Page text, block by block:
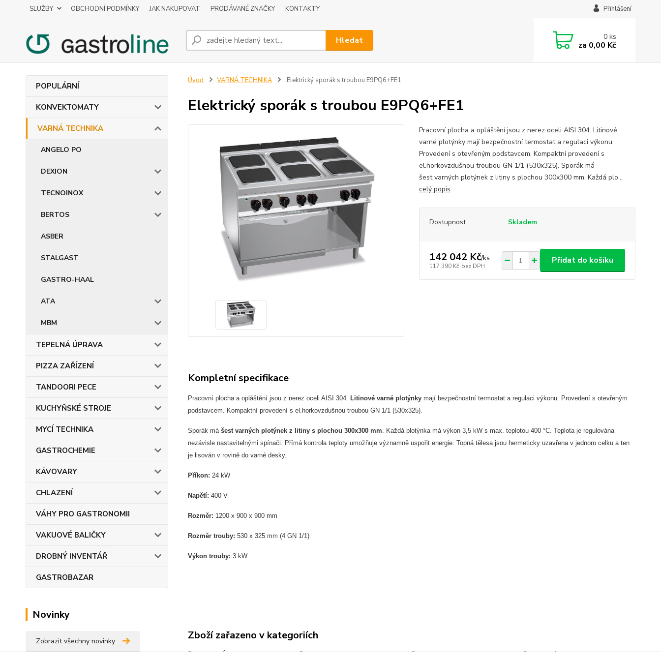
SLUŽBY OBCHODNÍ PODMÍNKY JAK NAKUPOVAT PRODÁVANÉ ZNAČKY KONTAKTY Přihlášení
Hledat 0ks
za 0,00 Kč
POPULÁRNÍ
KONVEKTOMATY
VARNÁ TECHNIKA
ANGELO PO
DEXION
TECNOINOX
BERTOS
ASBER
STALGAST
GASTRO-HAAL
ATA
MBM
TEPELNÁ ÚPRAVA
PIZZA ZAŘÍZENÍ
TANDOORI PECE
KUCHYŇSKÉ STROJE
MYCÍ TECHNIKA
GASTROCHEMIE
KÁVOVARY
CHLAZENÍ
VÁHY PRO GASTRONOMII
VAKUOVÉ BALIČKY
DROBNÝ INVENTÁŘ
GASTROBAZAR
Novinky
Zobrazit všechny novinky
Úvod VARNÁ TECHNIKA Elektrický sporák s troubou E9PQ6+FE1
Elektrický sporák s troubou E9PQ6+FE1
Pracovní plocha a opláštění jsou z nerez oceli AISI 304. Litinové
varné plotýnky mají bezpečnostní termostat a regulaci výkonu.
Provedení s otevřeným podstavcem. Kompaktní provedení s
el.horkovzdušnou troubou GN 1/1 (530x325). Sporák má
šest varných plotýnek z litiny s plochou 300x300 mm. Každá plo...
celý popis
Dostupnost Skladem
142 042 Kč/ks
117 390 Kč bez DPH
Přidat do košíku
Kompletní specifikace
Pracovní plocha a opláštění jsou z nerez oceli AISI 304. Litinové varné plotýnkymají bezpečnostní termostat a regulaci výkonu. Provedení s otevřeným
podstavcem. Kompaktní provedení s el.horkovzdušnou troubou GN 1/1 (530x325).
Sporák mášest varných plotýnek z litiny s plochou 300x300 mm . Každá plotýnka má výkon 3,5 kW s max. teplotou 400 °C. Teplota je regulována
nezávisle nastavitelnými spínači. Přímá kontrola teploty umožňuje významně uspořit energie. Topná tělesa jsou hermeticky uzavřena v jednom celku a ten
je lisován v rovině do varné desky.
Příkon: 24 kW
Napětí: 400 V
Rozměr: 1200 x 900 x 900 mm
Rozměr trouby: 530 x 325 mm (4 GN 1/1)
Výkon trouby: 3 kW
Zboží zařazeno v kategoriích
VARNÁ TECHNIKA BERTOS MAXIMA 900 Sporáky